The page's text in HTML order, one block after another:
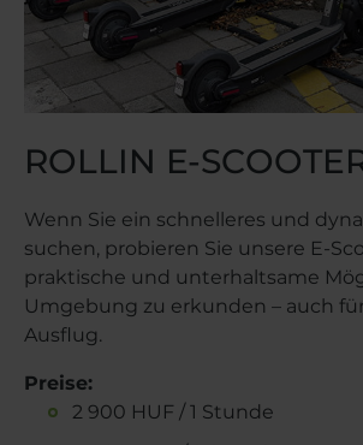
ROLLIN E-
Wenn Sie ein schnelleres und
suchen, probieren Sie unsere E-
praktische und unterhaltsame
Umgebung zu erkunden – auch
Ausflug.
Preise:
2 900 HUF / 1 Stunde